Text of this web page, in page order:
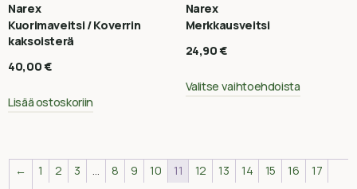
Narex
Kuorimaveitsi / Koverrin
kaksoisterä
40,00€
Lisää ostoskoriin
Narex
Merkkausveitsi
24,90€
Valitse vaihtoehdoista
← 1 2 3 … 8 9 10 11 12 13 14 15 16
17